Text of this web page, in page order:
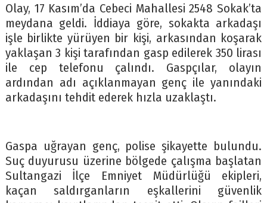
Olay, 17 Kasım’da Cebeci Mahallesi 2548 Sokak’ta
meydana geldi. İddiaya göre, sokakta arkadaşı
işle birlikte yürüyen bir kişi, arkasından koşarak
yaklaşan 3 kişi tarafından gasp edilerek 350 lirası
ile cep telefonu çalındı. Gaspçılar, olayın
ardından adı açıklanmayan genç ile yanındaki
arkadaşını tehdit ederek hızla uzaklaştı.
Gaspa uğrayan genç, polise şikayette bulundu.
Suç duyurusu üzerine bölgede çalışma başlatan
Sultangazi İlçe Emniyet Müdürlüğü ekipleri,
kaçan saldırganların eşkallerini güvenlik